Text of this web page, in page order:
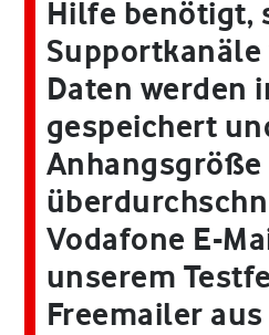
Hilfe benötigt,
Daten werden
gespeichert
Vodafone E-
unserem
Freemailer